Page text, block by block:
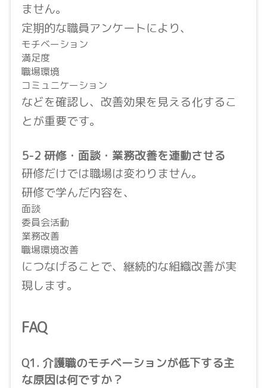
ません。
定期的な職員アンケートにより、
モチベーション
満足度
職場環境
コミュニケーション
などを確認し、改善効果を見える化するこ
とが重要です。
5-2 研修・面談・業務改善を連動させる
研修だけでは職場は変わりません。
研修で学んだ内容を、
面談
委員会活動
業務改善
職場環境改善
につなげることで、継続的な組織改善が実
現します。
FAQ
Q1. 介護職のモチベーションが低下する主
な原因は何ですか？